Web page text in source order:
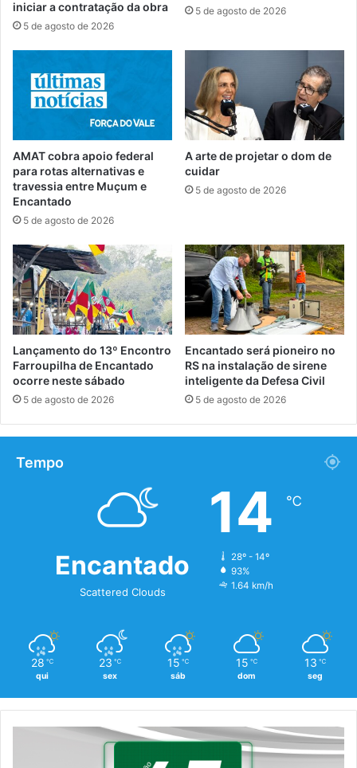
iniciar a contratação da obra
5 de agosto de 2026
5 de agosto de 2026
AMAT cobra apoio federal
para rotas alternativas e
travessia entre Muçum e
Encantado
5 de agosto de 2026
A arte de projetar o dom de
cuidar
5 de agosto de 2026
Lançamento do 13º Encontro
Farroupilha de Encantado
ocorre neste sábado
5 de agosto de 2026
Encantado será pioneiro no
RS na instalação de sirene
inteligente da Defesa Civil
5 de agosto de 2026
Tempo
Encantado
Scattered Clouds
14 ℃
28º - 14º
93%
1.64 km/h
28 ℃
qui
23 ℃
sex
15 ℃
sáb
15 ℃
dom
13 ℃
seg